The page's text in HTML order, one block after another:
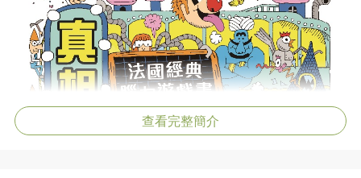
查看完整簡介